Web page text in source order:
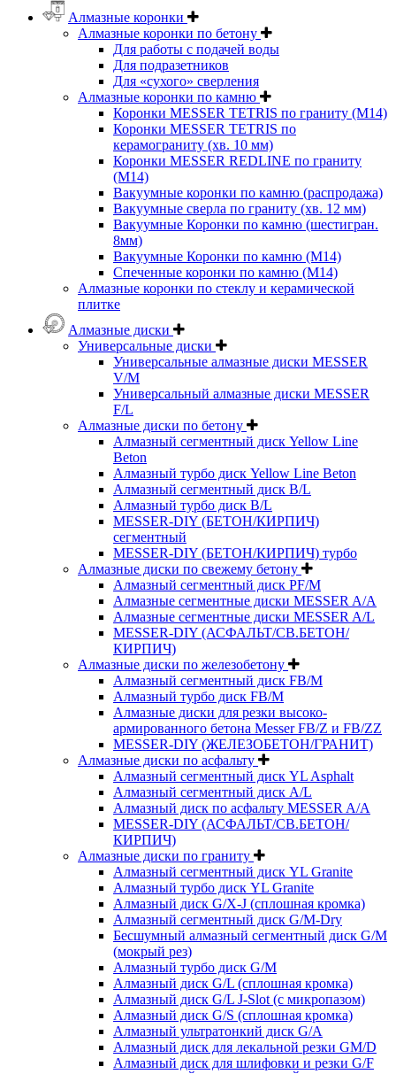
Алмазные коронки
Алмазные коронки по бетону
Для работы с подачей воды
Для подразетников
Для «сухого» сверления
Алмазные коронки по камню
Коронки MESSER TETRIS по граниту (М14)
Коронки MESSER TETRIS по
керамограниту (хв. 10 мм)
Коронки MESSER REDLINE по граниту
(М14)
Вакуумные коронки по камню (распродажа)
Вакуумные сверла по граниту (хв. 12 мм)
Вакуумные Коронки по камню (шестигран.
8мм)
Вакуумные Коронки по камню (M14)
Спеченные коронки по камню (M14)
Алмазные коронки по стеклу и керамической
плитке
Алмазные диски
Универсальные диски
Универсальные алмазные диски MESSER
V/M
Универсальный алмазные диски MESSER
F/L
Алмазные диски по бетону
Алмазный сегментный диск Yellow Line
Beton
Алмазный турбо диск Yellow Line Beton
Алмазный сегментный диск B/L
Алмазный турбо диск B/L
MESSER-DIY (БЕТОН/КИРПИЧ)
сегментный
MESSER-DIY (БЕТОН/КИРПИЧ) турбо
Алмазные диски по свежему бетону
Алмазный сегментный диск PF/M
Алмазные сегментные диски MESSER A/A
Алмазные сегментные диски MESSER A/L
MESSER-DIY (АСФАЛЬТ/СВ.БЕТОН/
КИРПИЧ)
Алмазные диски по железобетону
Алмазный сегментный диск FB/M
Алмазный турбо диск FB/M
Алмазные диски для резки высоко-
армированного бетона Messer FB/Z и FB/ZZ
MESSER-DIY (ЖЕЛЕЗОБЕТОН/ГРАНИТ)
Алмазные диски по асфальту
Алмазный сегментный диск YL Asphalt
Алмазный сегментный диск A/L
Алмазный диск по асфальту MESSER A/A
MESSER-DIY (АСФАЛЬТ/СВ.БЕТОН/
КИРПИЧ)
Алмазные диски по граниту
Алмазный сегментный диск YL Granite
Алмазный турбо диск YL Granite
Алмазный диск G/X-J (сплошная кромка)
Алмазный сегментный диск G/M-Dry
Бесшумный алмазный сегментный диск G/M
(мокрый рез)
Алмазный турбо диск G/M
Алмазный диск G/L (сплошная кромка)
Алмазный диск G/L J-Slot (с микропазом)
Алмазный диск G/S (сплошная кромка)
Алмазный ультратонкий диск G/A
Алмазный диск для лекальной резки GM/D
Алмазный диск для шлифовки и резки G/F